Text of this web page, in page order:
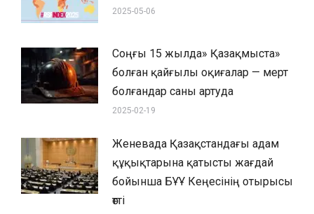
2025-05-06
Соңғы 15 жылда» Қазақмыста»
болған қайғылы оқиғалар — мерт
болғандар саны артуда
2025-02-19
Женевада Қазақстандағы адам
құқықтарына қатысты жағдай
бойынша БҰҰ Кеңесінің отырысы
өтті